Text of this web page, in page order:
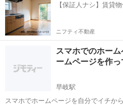
【保証人ナシ】賃貸
ニフティ不動産
スマホでのホー
ームページを作
早岐駅
スマホでホームページを自分でイチか